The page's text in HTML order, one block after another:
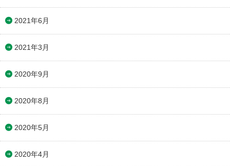
2021年6月
2021年3月
2020年9月
2020年8月
2020年5月
2020年4月